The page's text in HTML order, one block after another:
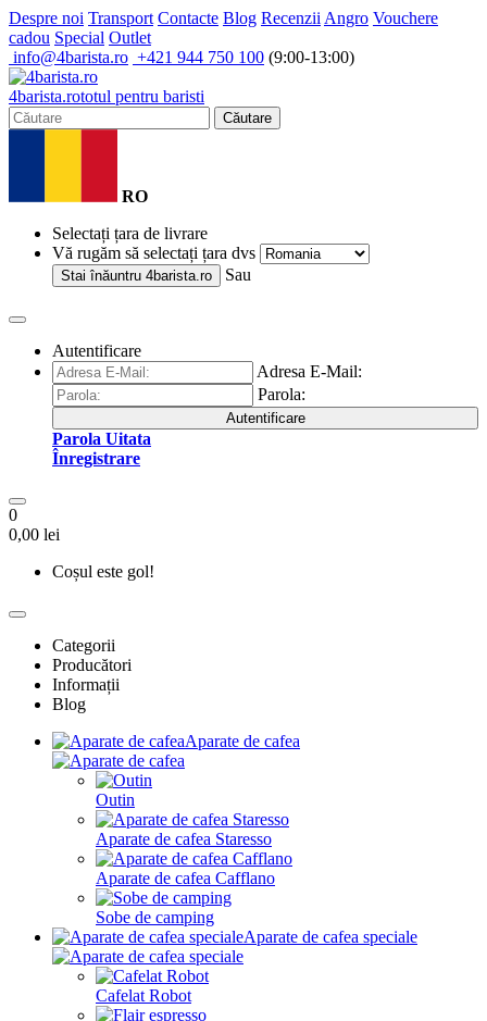
Despre noi Transport Contacte Blog Recenzii Angro Vouchere
cadou Special Outlet
info@4barista.ro +421 944 750 100 (9:00-13:00)
4barista.rototul pentru baristi
Căutare
RO
Selectați țara de livrare
Vă rugăm să selectați țara dvs
Stai înăuntru 4barista.ro Sau
Autentificare
Adresa E-Mail:
Parola:
Autentificare
Parola Uitata
Înregistrare
0
0,00 lei
Coșul este gol!
Categorii
Producători
Informații
Blog
Aparate de cafea
Outin
Aparate de cafea Staresso
Aparate de cafea Cafflano
Sobe de camping
Aparate de cafea speciale
Cafelat Robot